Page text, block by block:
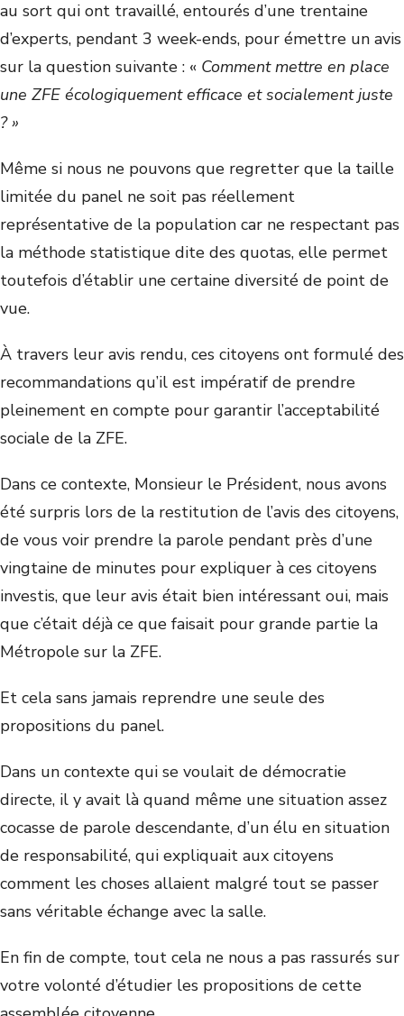
au sort qui ont travaillé, entourés d’une trentaine
d’experts, pendant 3 week-ends, pour émettre un avis
sur la question suivante : « Comment mettre en place
une ZFE écologiquement efficace et socialement juste
? »
Même si nous ne pouvons que regretter que la taille
limitée du panel ne soit pas réellement
représentative de la population car ne respectant pas
la méthode statistique dite des quotas, elle permet
toutefois d’établir une certaine diversité de point de
vue.
À travers leur avis rendu, ces citoyens ont formulé des
recommandations qu’il est impératif de prendre
pleinement en compte pour garantir l’acceptabilité
sociale de la ZFE.
Dans ce contexte, Monsieur le Président, nous avons
été surpris lors de la restitution de l’avis des citoyens,
de vous voir prendre la parole pendant près d’une
vingtaine de minutes pour expliquer à ces citoyens
investis, que leur avis était bien intéressant oui, mais
que c’était déjà ce que faisait pour grande partie la
Métropole sur la ZFE.
Et cela sans jamais reprendre une seule des
propositions du panel.
Dans un contexte qui se voulait de démocratie
directe, il y avait là quand même une situation assez
cocasse de parole descendante, d’un élu en situation
de responsabilité, qui expliquait aux citoyens
comment les choses allaient malgré tout se passer
sans véritable échange avec la salle.
En fin de compte, tout cela ne nous a pas rassurés sur
votre volonté d’étudier les propositions de cette